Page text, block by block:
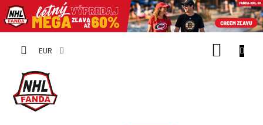
EUR